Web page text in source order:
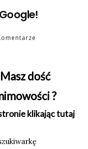
dość
?
klikając tutaj